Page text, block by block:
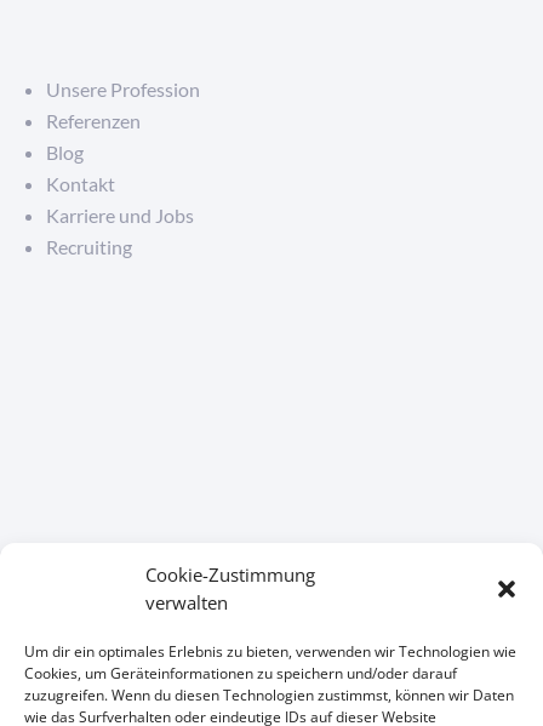
Cookie-Zustimmung
verwalten
Um dir ein optimales Erlebnis zu bieten, verwenden wir Technologien wie
Cookies, um Geräteinformationen zu speichern und/oder darauf
zuzugreifen. Wenn du diesen Technologien zustimmst, können wir Daten
wie das Surfverhalten oder eindeutige IDs auf dieser Website
Unsere Profession
Referenzen
Blog
Kontakt
Karriere und Jobs
Recruiting